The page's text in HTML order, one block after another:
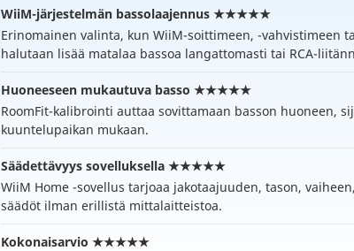
WiiM-järjestelmän bassolaajennus ★★★★★
Erinomainen valinta, kun WiiM-soittimeen, -vahvistimeen
halutaan lisää matalaa bassoa langattomasti tai RCA-
Huoneeseen mukautuva basso ★★★★★
RoomFit-kalibrointi auttaa sovittamaan basson huoneen,
kuuntelupaikan mukaan.
Säädettävyys sovelluksella ★★★★★
WiiM Home -sovellus tarjoaa jakotaajuuden, tason,
säädöt ilman erillistä mittalaitteistoa.
Kokonaisarvio ★★★★★